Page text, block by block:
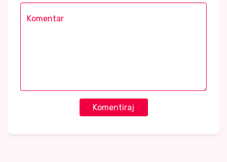
Komentiraj